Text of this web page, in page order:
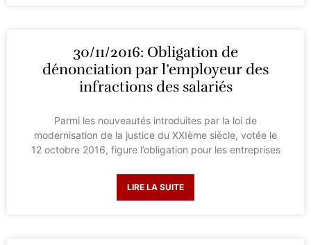
30/11/2016: Obligation de
dénonciation par l’employeur des
infractions des salariés
Parmi les nouveautés introduites par la loi de
modernisation de la justice du XXIème siècle, votée le
12 octobre 2016, figure l’obligation pour les entreprises
LIRE LA SUITE